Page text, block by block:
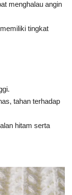
menghalau angin
tingkat
tahan terhadap
hitam serta